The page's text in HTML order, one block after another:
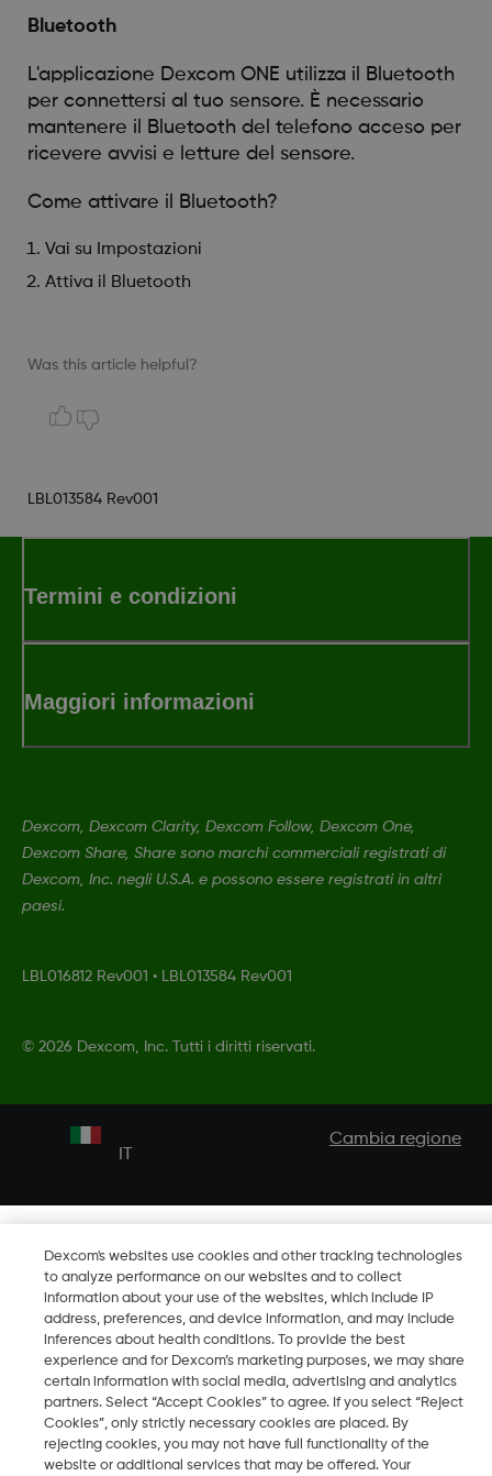
Bluetooth
L'applicazione Dexcom ONE utilizza il Bluetooth
per connettersi al tuo sensore. È necessario
mantenere il Bluetooth del telefono acceso per
ricevere avvisi e letture del sensore.
Come attivare il Bluetooth?
Vai su Impostazioni
Attiva il Bluetooth
Was this article helpful?
LBL013584 Rev001
Termini e condizioni
Maggiori informazioni
Dexcom, Dexcom Clarity, Dexcom Follow, Dexcom One,
Dexcom Share, Share sono marchi commerciali registrati di
Dexcom, Inc. negli U.S.A. e possono essere registrati in altri
paesi.
LBL016812 Rev001 • LBL013584 Rev001
© 2026 Dexcom, Inc. Tutti i diritti riservati.
Cambia regione
Dexcom's websites use cookies and other tracking technologies
to analyze performance on our websites and to collect
information about your use of the websites, which include IP
address, preferences, and device information, and may include
inferences about health conditions. To provide the best
experience and for Dexcom’s marketing purposes, we may share
certain information with social media, advertising and analytics
partners. Select “Accept Cookies” to agree. If you select “Reject
Cookies”, only strictly necessary cookies are placed. By
rejecting cookies, you may not have full functionality of the
website or additional services that may be offered. Your